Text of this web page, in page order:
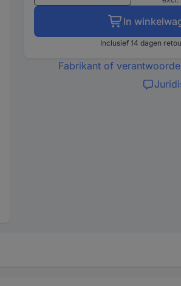
In
Inclusief 14 dagen
Fabrikant of